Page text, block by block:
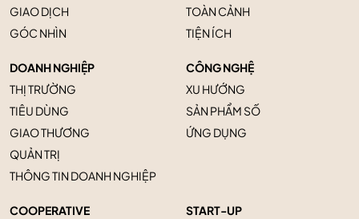
GIAO DỊCH
GÓC NHÌN
TOÀN CẢNH
TIỆN ÍCH
DOANH NGHIỆP
THỊ TRƯỜNG
TIÊU DÙNG
GIAO THƯƠNG
QUẢN TRỊ
THÔNG TIN DOANH NGHIỆP
CÔNG NGHỆ
XU HƯỚNG
SẢN PHẨM SỐ
ỨNG DỤNG
COOPERATIVE
START-UP